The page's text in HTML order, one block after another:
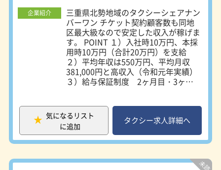
会社 所在地：名古屋市瑞穂区浮島町
5-1 ・名鉄交通第二株式会社 所在地：
名古屋市瑞穂区浮島町5-1 ・名鉄交通
第三株式会社 所在地：名古屋市中川
区東起町3-21-5 ・名鉄交通第四株式
会社 所在地：名古屋市西区あし原町
154 ・愛電交通株式会社 所在地：名
古屋市昭和区鶴舞2-7-9 ・名鉄名古屋
タクシー株式会社 所在地：名古屋市
干勤務時間等が異なります。詳細は会
社説明会、又は面接時にお伝えしま
す。 ※寮をご希望される場合は、原
則名鉄交通第一、又は名鉄交通第二で
のご案内になります。
企業紹介
三重県北勢地域のタクシーシェアナン
バーワン チケット契約顧客数も同地
区最大級なので安定した収入が稼げま
す。 POINT １）入社時10万円、本採
用時10万円（合計20万円）を支給
２）平均年収は550万円、平均月収
381,000円と高収入（令和元年実績）
３）給与保証制度 2ヶ月目・3ヶ月
し営業なし！ ５）二種免許取得費用
を全額会社が負担 ６）「女性ドライ
バー応援企業」に認定 ７）最長75歳
まで勤務することが可能 名鉄四日市
広い年代のタクシー乗務員が活躍して
気になるリスト
に追加
タクシー求人詳細へ